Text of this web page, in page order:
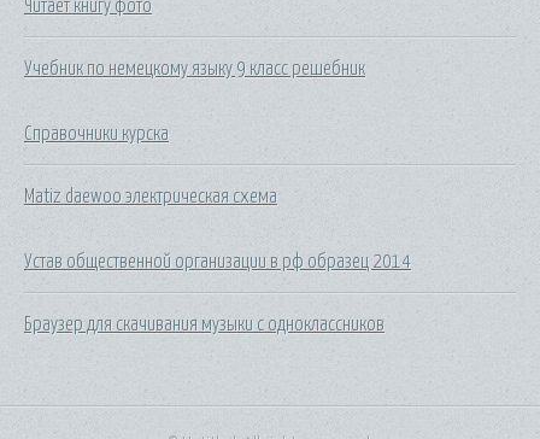
Читает книгу фото
Учебник по немецкому языку 9 класс решебник
Справочники курска
Matiz daewoo электрическая схема
Устав общественной организации в рф образец 2014
Браузер для скачивания музыки с одноклассников